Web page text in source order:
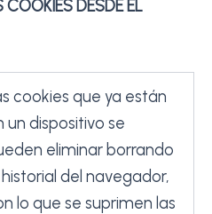
DESDE EL
cookies que ya están
un dispositivo se
eliminar borrando
historial del navegador,
lo que se suprimen las